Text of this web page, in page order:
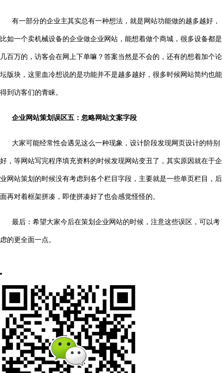
有一部分的企业主其实总有一种想法，就是网站功能做的越多越好，
比如一个卖机械设备的企业做企业网站，能想着做个商城，很多设备都是
几百万的，访客会在网上下单嘛？答案当然是不会的，还有的想着加个论
坛版块，这里血冷想说的是功能并不是越多越好，很多时候网站简约也能
得到访客们的青睐。
企业网站策划误区五：忽略网站文案字段
大家可能经常性会遇见这么一种现象，设计阶段发现网页设计的特别
好，等网站写完程序填充资料的时候发现网站变丑了，其实原因就在于企
业网站策划的时候没有考虑到各个栏目字段，主要就是一些单页栏目，后
面再对着框架拼凑，即使拼凑好了也会感觉怪怪的。
最后：希望大家今后在策划企业网站的时候，注意这些误区，可以考
虑的更全面一点。